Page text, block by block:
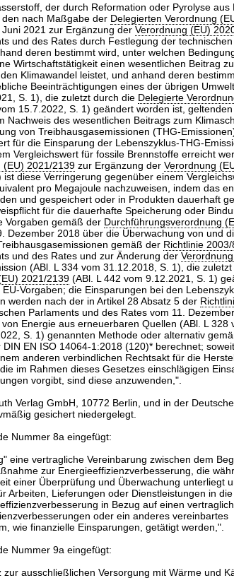
der durch Reformation oder Pyrolyse aus
nach Maßgabe der Delegierten Verordnung
2021 zur Ergänzung derVerordnung (EU)
und des Rates durch Festlegung der technischen
deren bestimmt wird, unter welchen
Wirtschaftstätigkeit einen wesentlichen Beitrag
Klimawandel leistet, und anhand deren
Beeinträchtigungen eines der übrigen
S. 1), die zuletzt durch die Delegierte
15.7.2022, S. 1) geändert worden ist,
Nachweis des wesentlichen Beitrags zum
von Treibhausgasemissionen (THG-
für die Einsparung der Lebenszyklus-THG-
Vergleichswert für fossile Brennstoffe erreicht
(EU) 2021/2139 zur Ergänzung derVerordnung
diese Verringerung gegenüber einem
pro Megajoule nachzuweisen, indem das
und gespeichert oder in Produkten dauerhaft
für die dauerhafte Speicherung oder
Vorgaben gemäß der Durchführungsverordnung
Dezember 2018 über die Überwachung von und
gemäß der Richtlinie 2003/
und des Rates und zur Änderung der
(ABl. L 334 vom 31.12.2018, S. 1), die
2021/2139 (ABl. L 442 vom 9.12.2021, S. 1)
Vorgaben; die Einsparungen bei den
werden nach der in Artikel 28 Absatz 5 der
Parlaments und des Rates vom 11.
Energie aus erneuerbaren Quellen (ABl. L 328
S. 1) genannten Methode oder alternativ
EN ISO 14064-1:2018 (120)* berechnet;
anderen verbindlichen Rechtsakt für die
im Rahmen dieses Gesetzes einschlägigen
vorgibt, sind diese anzuwenden,".
Verlag GmbH, 10772 Berlin, und in der
gesichert niedergelegt.
Nummer 8a eingefügt:
eine vertragliche Vereinbarung zwischen dem
zur Energieeffizienzverbesserung, die
einer Überprüfung und Überwachung unterliegt
Arbeiten, Lieferungen oder Dienstleistungen in
in Bezug auf einen
oder ein anderes vereinbartes
wie finanzielle Einsparungen, getätigt werden,".
Nummer 9a eingefügt:
zur ausschließlichen Versorgung mit Wärme und